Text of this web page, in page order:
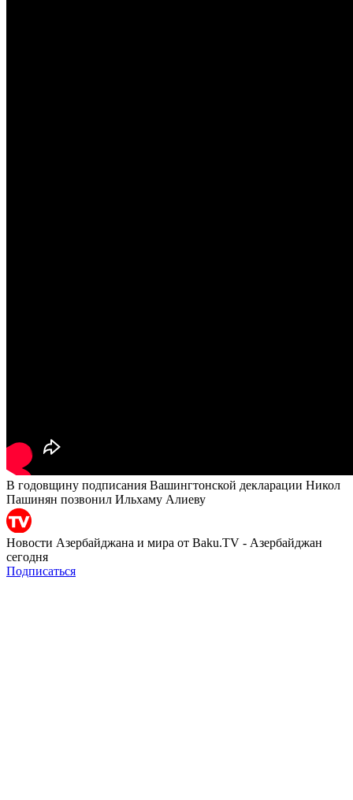
В годовщину подписания Вашингтонской декларации Никол
Пашинян позвонил Ильхаму Алиеву
Новости Азербайджана и мира от Baku.TV - Азербайджан
сегодня
Подписаться